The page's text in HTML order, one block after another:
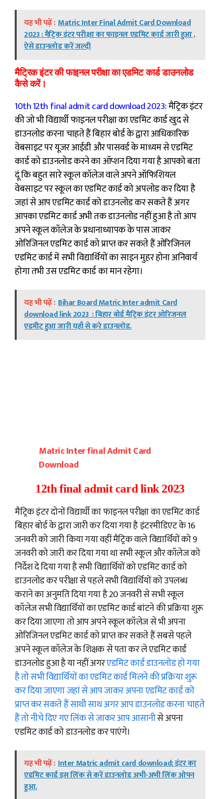
यह भी पढ़ें :Matric Inter Final Admit Card Download
2023 : मैट्रिक इंटर परीक्षा का फाइनल एडमिट कार्ड जारी हुआ ,
ऐसे डाउनलोड करें जल्दी
मैट्रिक इंटर की फाइनल परीक्षा का एडमिट कार्ड डाउनलोड
कैसे करें।
10th 12th final admit card download 2023:मैट्रिक इंटर
की जो भी विद्यार्थी फाइनल परीक्षा का एडमिट कार्ड खुद से
डाउनलोड करना चाहते हैं बिहार बोर्ड के द्वारा आधिकारिक
वेबसाइट पर यूजर आईडी और पासवर्ड के माध्यम से एडमिट
कार्ड को डाउनलोड करने का ऑप्शन दिया गया है आपको बता
दूं कि बहुत सारे स्कूल कॉलेज वाले अपने ऑफिशियल
वेबसाइट पर स्कूल का एडमिट कार्ड को अपलोड कर दिया है
जहां से आप एडमिट कार्ड को डाउनलोड कर सकते हैं अगर
आपका एडमिट कार्ड अभी तक डाउनलोड नहीं हुआ है तो आप
अपने स्कूल कॉलेज के प्रधानाध्यापक के पास जाकर
ओरिजिनल एडमिट कार्ड को प्राप्त कर सकते हैं ओरिजिनल
एडमिट कार्ड में सभी विद्यार्थियों का साइन मुहर होना अनिवार्य
होगा तभी उस एडमिट कार्ड का मान रहेगा।
यह भी पढ़ें :Bihar Board Matric Inter admit Card
download link 2023 : बिहार बोर्ड मैट्रिक इंटर ओरिजनल
एडमीट हुआ जारी यहाँ से करे डाउनलोड.
Matric Inter final Admit Card
Download
12th final admit card link 2023
मैट्रिक इंटर दोनों विद्यार्थी का फाइनल परीक्षा का एडमिट कार्ड
बिहार बोर्ड के द्वारा जारी कर दिया गया है इंटरमीडिएट के 16
जनवरी को जारी किया गया वहीं मैट्रिक वाले विद्यार्थियों को 9
जनवरी को जारी कर दिया गया था सभी स्कूल और कॉलेज को
निर्देश दे दिया गया है सभी विद्यार्थियों को एडमिट कार्ड को
डाउनलोड कर परीक्षा से पहले सभी विद्यार्थियों को उपलब्ध
कराने का अनुमति दिया गया है 20 जनवरी से सभी स्कूल
कॉलेज सभी विद्यार्थियों का एडमिट कार्ड बांटने की प्रक्रिया शुरू
कर दिया जाएगा तो आप अपने स्कूल कॉलेज से भी अपना
ओरिजिनल एडमिट कार्ड को प्राप्त कर सकते हैं सबसे पहले
अपने स्कूल कॉलेज के शिक्षक से पता कर ले एडमिट कार्ड
डाउनलोड हुआ है या नहीं अगरएडमिट कार्ड डाउनलोड हो गया
है तो सभी विद्यार्थियों का एडमिट कार्ड मिलने की प्रक्रिया शुरू
कर दिया जाएगा जहां से आप जाकर अपना एडमिट कार्ड को
प्राप्त कर सकते हैं साथी साथ अगर आप डाउनलोड करना चाहते
हैं तो नीचे दिए गए लिंक से जाकर आप आसानीसे अपना
एडमिट कार्ड को डाउनलोड कर पाएंगे।
यह भी पढ़ें :Inter Matric admit card download: इंटर का
एडमिट कार्ड इस लिंक से करें डाउनलोड अभी-अभी लिंक ओपन
हुआ.